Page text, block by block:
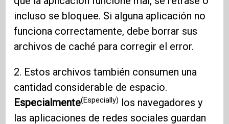
incluso se bloquee. Si alguna aplicación no
funciona correctamente, debe borrar sus
archivos de caché para corregir el error.
2. Estos archivos también consumen una
cantidad considerable de espacio.
Especialmente(Especially) los navegadores y
las aplicaciones de redes sociales guardan